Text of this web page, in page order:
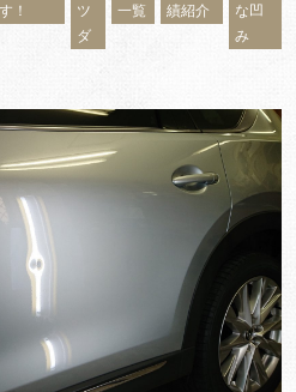
！
ツ
ダ
一覧
績紹介
な凹
み